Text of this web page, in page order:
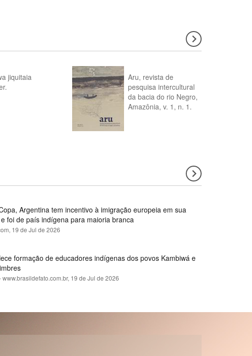
jiquitaia
Aru, revista de
pesquisa intercultural
da bacia do rio Negro,
Amazônia, v. 1, n. 1.
Argentina tem incentivo à imigração europeia em sua
foi de país indígena para maioria branca
19 de Jul de 2026
formação de educadores indígenas dos povos Kambiwá e
www.brasildefato.com.br, 19 de Jul de 2026